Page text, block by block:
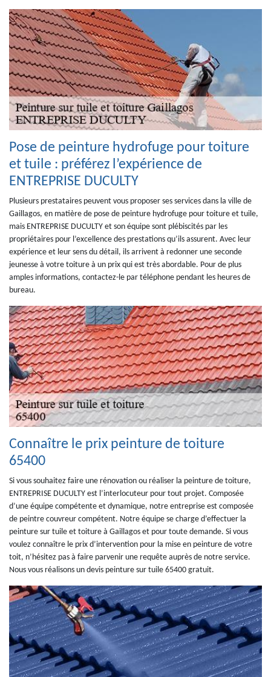
Pose de peinture hydrofuge pour toiture
et tuile : préférez l’expérience de
ENTREPRISE DUCULTY
Plusieurs prestataires peuvent vous proposer ses services dans la ville de
Gaillagos, en matière de pose de peinture hydrofuge pour toiture et tuile,
mais ENTREPRISE DUCULTY et son équipe sont plébiscités par les
propriétaires pour l’excellence des prestations qu’ils assurent. Avec leur
expérience et leur sens du détail, ils arrivent à redonner une seconde
jeunesse à votre toiture à un prix qui est très abordable. Pour de plus
amples informations, contactez-le par téléphone pendant les heures de
bureau.
Connaître le prix peinture de toiture
65400
Si vous souhaitez faire une rénovation ou réaliser la peinture de toiture,
ENTREPRISE DUCULTY est l’interlocuteur pour tout projet. Composée
d’une équipe compétente et dynamique, notre entreprise est composée
de peintre couvreur compétent. Notre équipe se charge d’effectuer la
peinture sur tuile et toiture à Gaillagos et pour toute demande. Si vous
voulez connaître le prix d’intervention pour la mise en peinture de votre
toit, n’hésitez pas à faire parvenir une requête auprès de notre service.
Nous vous réalisons un devis peinture sur tuile 65400 gratuit.